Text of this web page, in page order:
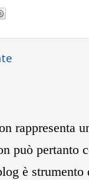
rappresenta
può pertanto
è